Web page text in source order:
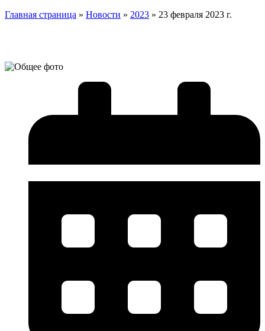
Главная страница » Новости » 2023 » 23 февраля 2023 г.